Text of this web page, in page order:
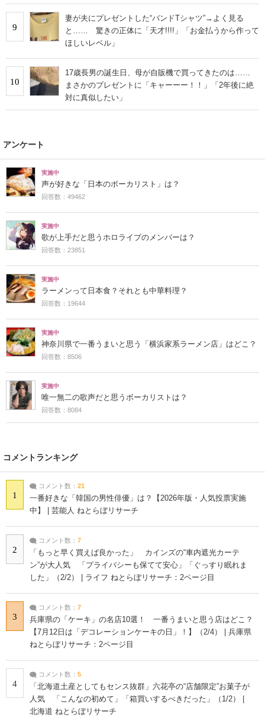
9
妻が夫にプレゼントした“バンドTシャツ”→よく見る
と…… 驚きの正体に「天才!!!!」「お金払うから作って
ほしいレベル」
10
17歳長男の誕生日、母が自販機で買ってきたのは……
まさかのプレゼントに「キャーーー！！」「2年後に絶
対に真似したい」
アンケート
実施中
声が好きな「日本のボーカリスト」は？
回答数：49462
実施中
歌が上手だと思うホロライブのメンバーは？
回答数：23851
実施中
ラーメンって日本食？それとも中華料理？
回答数：19644
実施中
神奈川県で一番うまいと思う「横浜家系ラーメン店」はどこ？
回答数：8506
実施中
唯一無二の歌声だと思うボーカリストは？
回答数：8084
コメントランキング
1
コメント数： 21
一番好きな「韓国の男性俳優」は？【2026年版・人気投票実施
中】 | 芸能人 ねとらぼリサーチ
2
コメント数： 7
「もっと早く買えば良かった」 カインズの“車内遮光カーテ
ン”が大人気 「プライバシーも保てて安心」「ぐっすり眠れま
した」（2/2） | ライフ ねとらぼリサーチ：2ページ目
3
コメント数： 7
兵庫県の「ケーキ」の名店10選！ 一番うまいと思う店はどこ？
【7月12日は「デコレーションケーキの日」！】（2/4） | 兵庫県
ねとらぼリサーチ：2ページ目
4
コメント数： 5
「北海道土産としてもセンス抜群」六花亭の“店舗限定”お菓子が
人気 「こんなの初めて」「箱買いするべきだった」（1/2） |
北海道 ねとらぼリサーチ